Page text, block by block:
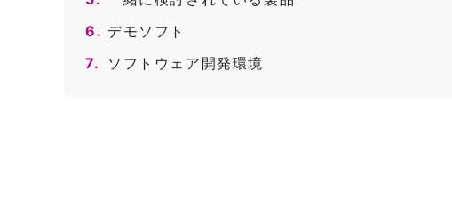
6. デモソフト
7.
ソフトウェア開発環境